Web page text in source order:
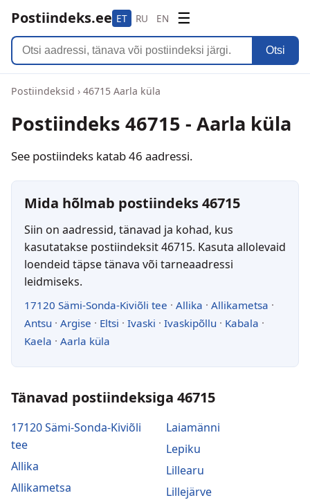
Postiindeks.ee ET RU EN ☰
Otsi
Postiindeksid › 46715 Aarla küla
Postiindeks 46715 - Aarla küla
See postiindeks katab 46 aadressi.
Mida hõlmab postiindeks 46715
Siin on aadressid, tänavad ja kohad, kus
kasutatakse postiindeksit 46715. Kasuta allolevaid
loendeid täpse tänava või tarneaadressi
leidmiseks.
17120 Sämi-Sonda-Kiviõli tee · Allika · Allikametsa ·
Antsu · Argise · Eltsi · Ivaski · Ivaskipõllu · Kabala ·
Kaela · Aarla küla
Tänavad postiindeksiga 46715
17120 Sämi-Sonda-Kiviõli
tee
Allika
Allikametsa
Laiamänni
Lepiku
Lillearu
Lillejärve